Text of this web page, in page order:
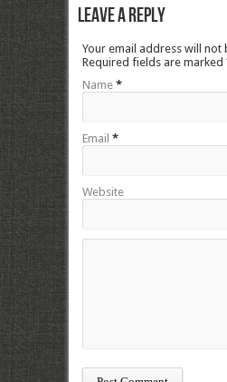
Leave a Reply
Your email address will not
Required fields are marked
Name *
Email *
Website